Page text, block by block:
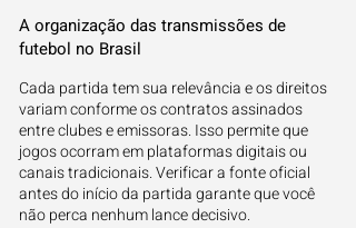
A organização das transmissões de
futebol no Brasil
Cada partida tem sua relevância e os direitos
variam conforme os contratos assinados
entre clubes e emissoras. Isso permite que
jogos ocorram em plataformas digitais ou
canais tradicionais. Verificar a fonte oficial
antes do início da partida garante que você
não perca nenhum lance decisivo.